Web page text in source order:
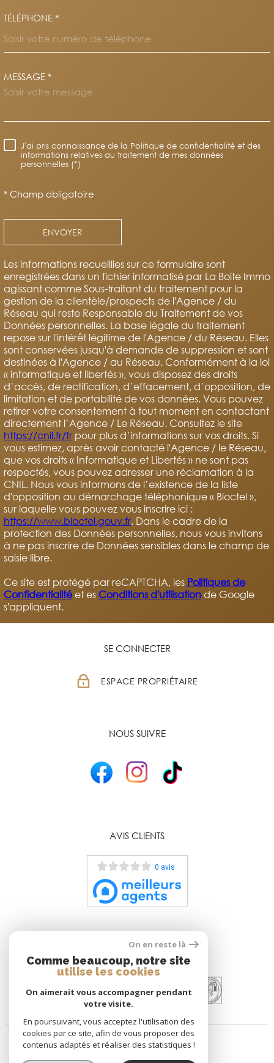
TÉLÉPHONE *
MESSAGE *
RÈGLEMENTATION
J'ai pris connaissance de la Politique de confidentialité et des
informations relatives au traitement de mes données
personnelles (*)
* Champ obligatoire
ENVOYER
Les informations recueillies sur ce formulaire sont
enregistrées dans un fichier informatisé par La Boite Immo
agissant comme Sous-traitant du traitement pour la
gestion de la clientèle/prospects de l'Agence / du
Réseau qui reste Responsable du Traitement de vos
Données personnelles. La base légale du traitement
repose sur l'intérêt légitime de l'Agence / du Réseau. Elles
sont conservées jusqu'à demande de suppression et sont
destinées à l'Agence / au Réseau. Conformément à la loi
« informatique et libertés », vous disposez des droits
d’accès, de rectification, d’effacement, d’opposition, de
limitation et de portabilité de vos données. Vous pouvez
retirer votre consentement à tout moment en contactant
directement l’Agence / Le Réseau. Consultez le site
https://cnil.fr/frpour plus d’informations sur vos droits. Si
vous estimez, après avoir contacté l'Agence / le Réseau,
que vos droits « Informatique et Libertés » ne sont pas
respectés, vous pouvez adresser une réclamation à la
CNIL. Nous vous informons de l’existence de la liste
d'opposition au démarchage téléphonique « Bloctel »,
sur laquelle vous pouvez vous inscrire ici :
https://www.bloctel.gouv.fr. Dans le cadre de la
protection des Données personnelles, nous vous invitons
à ne pas inscrire de Données sensibles dans le champ de
saisie libre.
Ce site est protégé par reCAPTCHA, les Politiques de
Confidentialitéet es Conditions d'utilisationde Google
s'appliquent.
SE CONNECTER
ESPACE PROPRIÉTAIRE
NOUS SUIVRE
AVIS CLIENTS
0 avis
ADHÉRENTS
On en reste là
Comme beaucoup, notre site
utilise les cookies
On aimerait vous accompagner pendant
votre visite.
En poursuivant, vous acceptez l'utilisation des
cookies par ce site, afin de vous proposer des
contenus adaptés et réaliser des statistiques !